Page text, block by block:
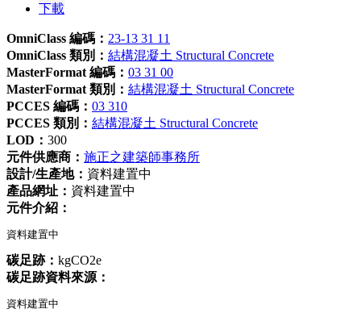
下載
OmniClass 編碼： 23-13 31 11
OmniClass 類別： 結構混凝土 Structural Concrete
MasterFormat 編碼： 03 31 00
MasterFormat 類別： 結構混凝土 Structural Concrete
PCCES 編碼： 03 310
PCCES 類別： 結構混凝土 Structural Concrete
LOD： 300
元件供應商： 施正之建築師事務所
設計/生產地： 資料建置中
產品網址： 資料建置中
元件介紹：
資料建置中
碳足跡： kgCO2e
碳足跡資料來源：
資料建置中